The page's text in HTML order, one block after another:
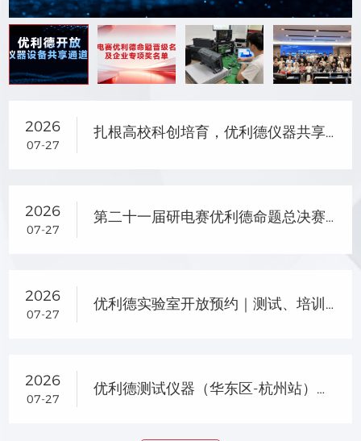
2026
07-27
扎根高校科创培育，优利德仪器共享助力研电赛成果转化
2026
07-27
第二十一届研电赛优利德命题总决赛晋级名单及企业专项奖名单公示
2026
07-27
优利德实验室开放预约｜测试、培训、选型一站式服务
2026
07-27
优利德测试仪器（华东区-杭州站）产品交流会圆满落幕